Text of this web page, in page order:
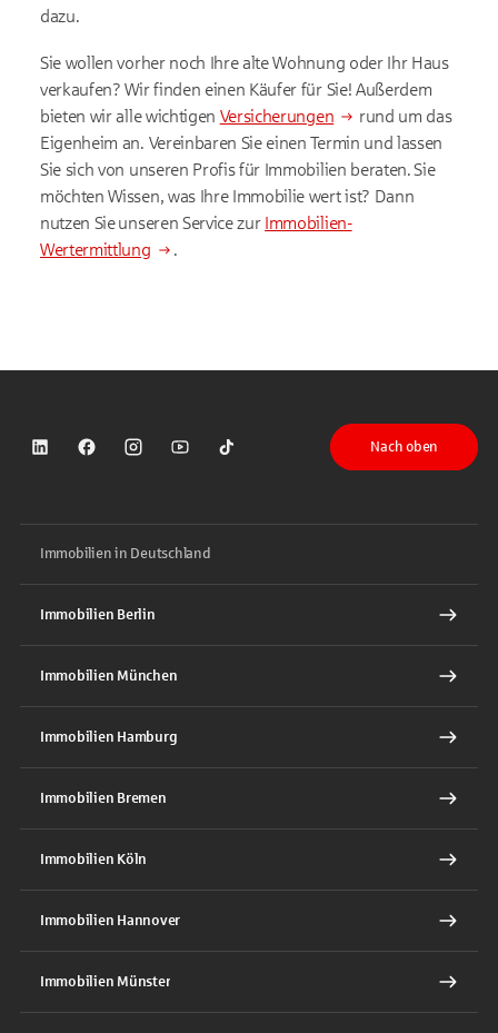
dazu.
Sie wollen vorher noch Ihre alte Wohnung oder Ihr Haus
verkaufen? Wir finden einen Käufer für Sie! Außerdem
bieten wir alle wichtigen Versicherungen
rund um das
Eigenheim an. Vereinbaren Sie einen Termin und lassen
Sie sich von unseren Profis für Immobilien beraten. Sie
möchten Wissen, was Ihre Immobilie wert ist? Dann
nutzen Sie unseren Service zur Immobilien-
Wertermittlung
.
Sparkasse auf LinkedIn
Sparkasse auf Facebook
Sparkasse auf Instagram
Sparkasse auf YouTube
Sparkasse auf TikTok
Nach oben
Immobilien in Deutschland
Immobilien Berlin
Immobilien München
Immobilien Hamburg
Immobilien Bremen
Immobilien Köln
Immobilien Hannover
Immobilien Münster